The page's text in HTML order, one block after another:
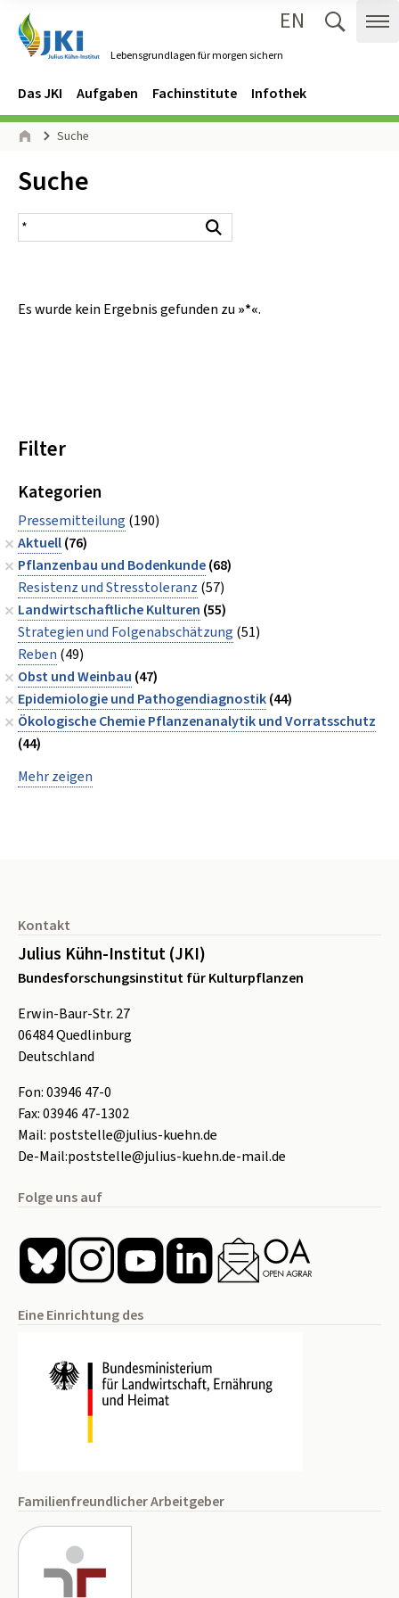
Lebensgrundlagen für morgen sichern
EN
Navigation
Hauptmenü
Das JKI Aufgaben Fachinstitute Infothek
Seitenpfad
Suche
Inhalt:
Suche
Suchergebnis
Es wurde kein Ergebnis gefunden zu »*«.
Filter
Kategorien
Pressemitteilung (190)
Aktuell(76)
Pflanzenbau und Bodenkunde(68)
Resistenz und Stresstoleranz (57)
Landwirtschaftliche Kulturen (55)
Strategien und Folgenabschätzung (51)
Reben (49)
Obst und Weinbau (47)
Epidemiologie und Pathogendiagnostik(44)
Ökologische Chemie Pflanzenanalytik und Vorratsschutz
(44)
Mehr zeigen
Kontakt
Julius Kühn-Institut (JKI)
Bundesforschungsinstitut für Kulturpflanzen
Erwin-Baur-Str. 27
06484Quedlinburg
Deutschland
Fon:03946 47-0
Fax:03946 47-1302
Mail: poststelle@julius-kuehn.de
De-Mail:poststelle@julius-kuehn.de-mail.de
Folge uns auf
Eine Einrichtung des
Familienfreundlicher Arbeitgeber